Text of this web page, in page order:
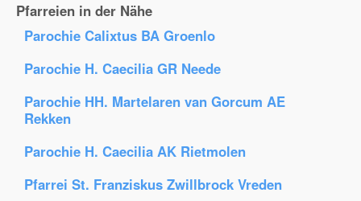
Pfarreien in der Nähe
Parochie Calixtus BA Groenlo
Parochie H. Caecilia GR Neede
Parochie HH. Martelaren van Gorcum AE
Rekken
Parochie H. Caecilia AK Rietmolen
Pfarrei St. Franziskus Zwillbrock Vreden